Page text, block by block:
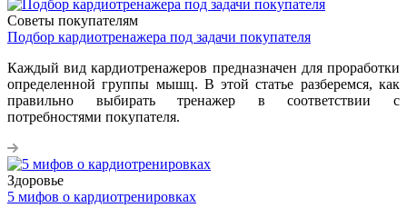
Советы покупателям
Подбор кардиотренажера под задачи покупателя
Каждый вид кардиотренажеров предназначен для проработки
определенной группы мышц. В этой статье разберемся, как
правильно выбирать тренажер в соответствии с
потребностями покупателя.
Здоровье
5 мифов о кардиотренировках